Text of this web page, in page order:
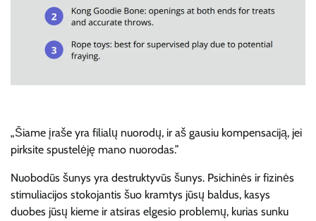
„Šiame įraše yra filialų nuorodų, ir aš gausiu kompensaciją, jei
pirksite spustelėję mano nuorodas.”
Nuobodūs šunys yra destruktyvūs šunys. Psichinės ir fizinės
stimuliacijos stokojantis šuo kramtys jūsų baldus, kasys
duobes jūsų kieme ir atsiras elgesio problemų, kurias sunku